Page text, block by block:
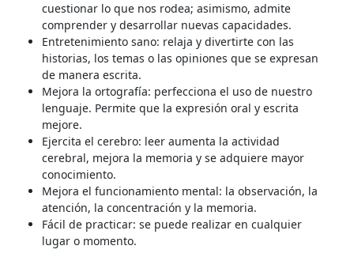
cuestionar lo que nos rodea; asimismo, admite
comprender y desarrollar nuevas capacidades.
Entretenimiento sano: relaja y divertirte con las
historias, los temas o las opiniones que se expresan
de manera escrita.
Mejora la ortografía: perfecciona el uso de nuestro
lenguaje. Permite que la expresión oral y escrita
mejore.
Ejercita el cerebro: leer aumenta la actividad
cerebral, mejora la memoria y se adquiere mayor
conocimiento.
Mejora el funcionamiento mental: la observación, la
atención, la concentración y la memoria.
Fácil de practicar: se puede realizar en cualquier
lugar o momento.